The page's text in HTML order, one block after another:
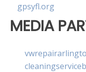
gpsyfl.org
MEDIA